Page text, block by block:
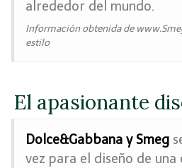
alrededor del mundo.
Información obtenida de
estilo
El apasionante
Dolce&Gabbana y Smeg
vez para el diseño de una